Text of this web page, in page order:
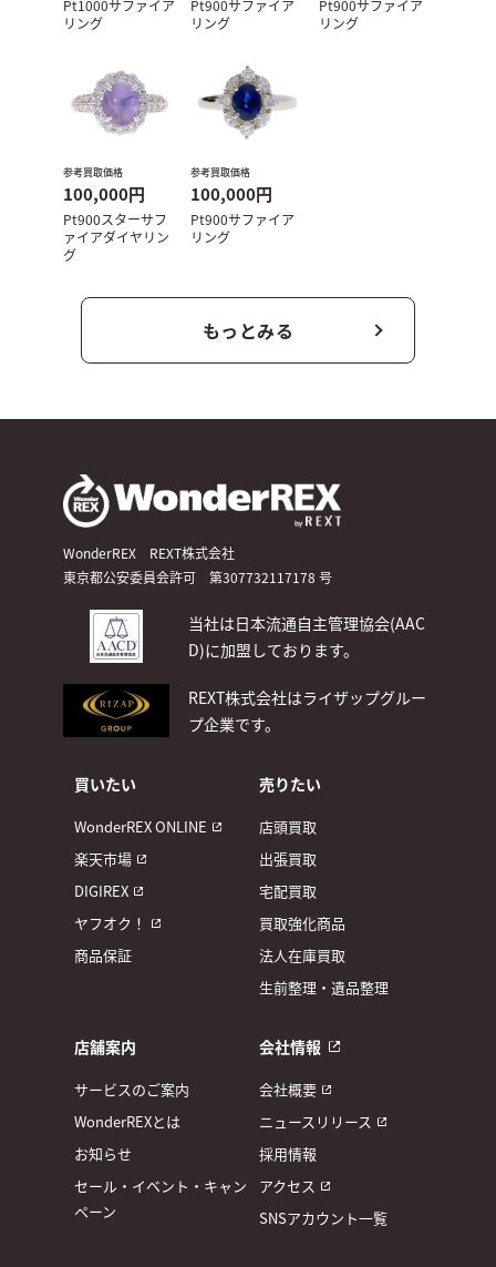
Pt1000サファイア
リング
Pt900サファイア
リング
Pt900サファイア
リング
参考買取価格
100,000円
Pt900スターサフ
ァイアダイヤリン
グ
参考買取価格
100,000円
Pt900サファイア
リング
もっとみる
WonderREX REXT株式会社
東京都公安委員会許可 第307732117178 号
当社は日本流通自主管理協会(AAC
D)に加盟しております。
REXT株式会社はライザップグルー
プ企業です。
買いたい
WonderREX ONLINE
楽天市場
DIGIREX
ヤフオク！
商品保証
売りたい
店頭買取
出張買取
宅配買取
買取強化商品
法人在庫買取
生前整理・遺品整理
店舗案内
サービスのご案内
WonderREXとは
お知らせ
セール・イベント・キャン
ペーン
会社情報
会社概要
ニュースリリース
採用情報
アクセス
SNSアカウント一覧